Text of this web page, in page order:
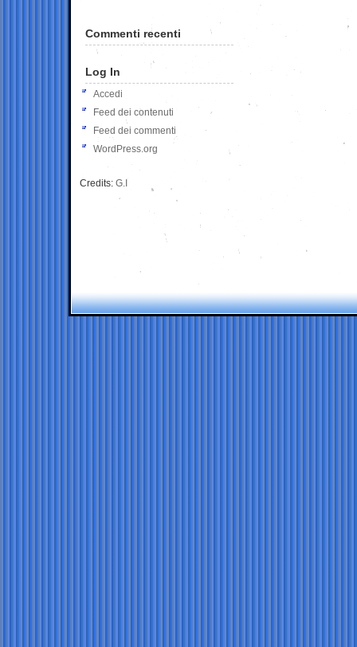
Commenti recenti
Log In
Accedi
Feed dei contenuti
Feed dei commenti
WordPress.org
Credits: G.I